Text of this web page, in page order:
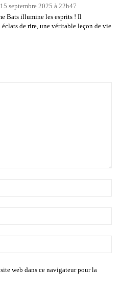
15 septembre 2025 à 22h47
Bats illumine les esprits ! Il
éclats de rire, une véritable leçon de vie
web dans ce navigateur pour la